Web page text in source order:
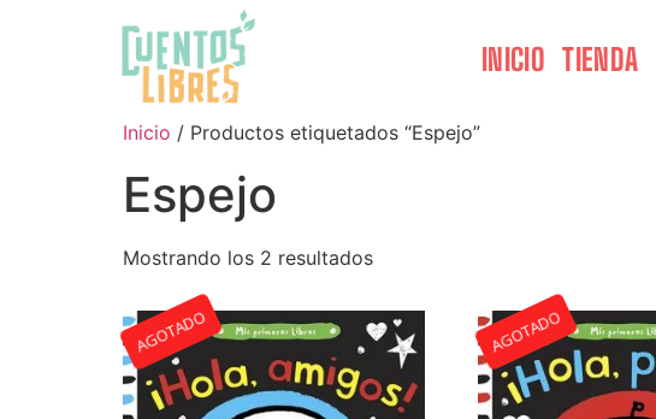
INICIO TIENDA
Inicio / Productos etiquetados “Espejo”
Espejo
Mostrando los 2 resultados
AGOTADO AGOTADO